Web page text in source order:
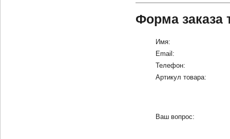
Форма заказа
Имя:
Email:
Телефон:
Артикул товара:
Ваш вопрос: